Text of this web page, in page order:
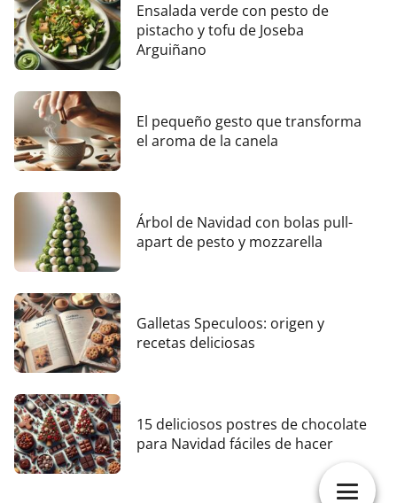
Ensalada verde con pesto de
pistacho y tofu de Joseba
Arguiñano
El pequeño gesto que transforma
el aroma de la canela
Árbol de Navidad con bolas pull-
apart de pesto y mozzarella
Galletas Speculoos: origen y
recetas deliciosas
15 deliciosos postres de chocolate
para Navidad fáciles de hacer